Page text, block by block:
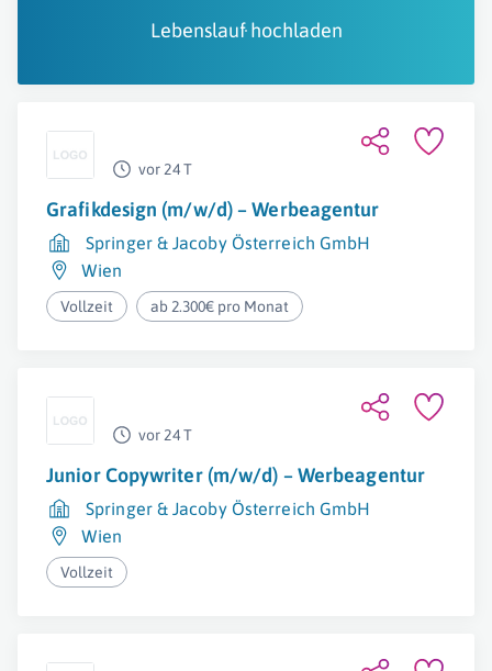
Lebenslauf hochladen
vor 24 T
Grafikdesign (m/w/d) – Werbeagentur
Springer & Jacoby Österreich GmbH
Wien
Vollzeit ab 2.300€ pro Monat
vor 24 T
Junior Copywriter (m/w/d) – Werbeagentur
Springer & Jacoby Österreich GmbH
Wien
Vollzeit